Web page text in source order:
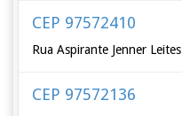
CEP 97572410
Rua Aspirante Jenner Leites
CEP 97572136